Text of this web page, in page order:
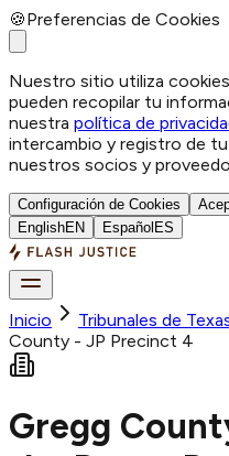
🍪Preferencias de Cookies
Nuestro sitio utiliza
pueden recopilar tu
nuestra política de
intercambio y registro de
nuestros socios y
Configuración de Cookies
EnglishEN Español ES
Inicio Tribunales de
County - JP Precinct 4
Gregg